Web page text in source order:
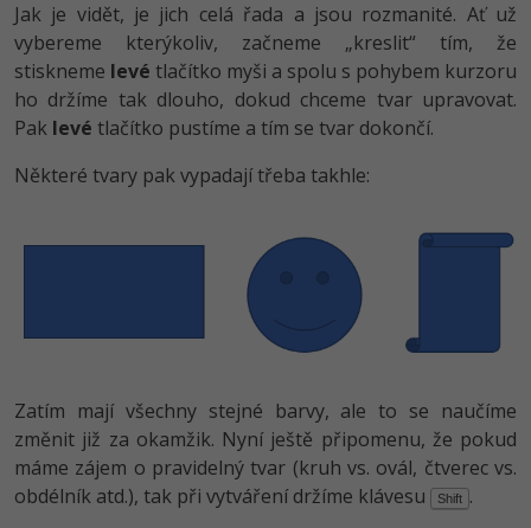
Jak je vidět, je jich celá řada a jsou rozmanité. Ať už
vybereme kterýkoliv, začneme „kreslit“ tím, že
stiskneme levé tlačítko myši a spolu s pohybem kurzoru
ho držíme tak dlouho, dokud chceme tvar upravovat.
Pak levé tlačítko pustíme a tím se tvar dokončí.
Některé tvary pak vypadají třeba takhle:
Zatím mají všechny stejné barvy, ale to se naučíme
změnit již za okamžik. Nyní ještě připomenu, že pokud
máme zájem o pravidelný tvar (kruh vs. ovál, čtverec vs.
obdélník atd.), tak při vytváření držíme klávesu
Shift .